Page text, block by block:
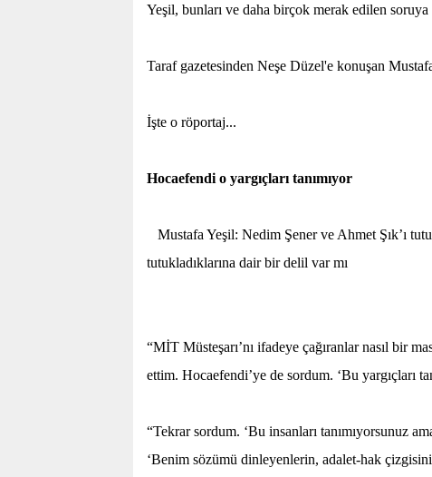
Yeşil, bunları ve daha birçok merak edilen
Taraf gazetesinden Neşe Düzel'e konuşan
İşte o röportaj...
Hocaefendi o yargıçları tanımıyor
Mustafa Yeşil: Nedim Şener ve Ahmet Şık’ı
tutukladıklarına dair bir delil var mı
“MİT Müsteşarı’nı ifadeye çağıranlar nasıl bir
ettim. Hocaefendi’ye de sordum. ‘Bu yargıçları
“Tekrar sordum. ‘Bu insanları tanımıyorsunuz
‘Benim sözümü dinleyenlerin, adalet-hak